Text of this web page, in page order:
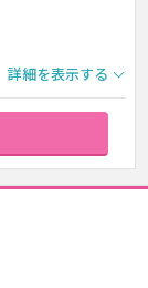
詳細を表示する